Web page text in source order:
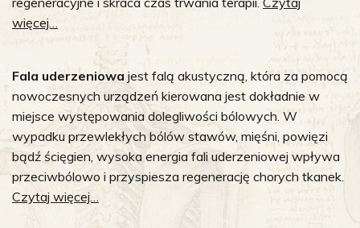
więcej…
Fala uderzeniowa jest falą akustyczną, która za pomocą
nowoczesnych urządzeń kierowana jest dokładnie w
miejsce występowania dolegliwości bólowych. W
wypadku przewlekłych bólów stawów, mięśni, powięzi
bądź ścięgien, wysoka energia fali uderzeniowej wpływa
przeciwbólowo i przyspiesza regenerację chorych tkanek.
Czytaj więcej…